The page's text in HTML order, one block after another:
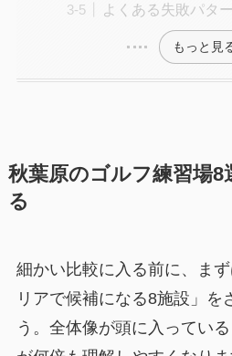
よくある失敗パタ
もっと見
秋葉原のゴルフ練習場8
る
細かい比較に入る前に、ま
リアで候補になる8施設」を
う。全体像が頭に入ってい